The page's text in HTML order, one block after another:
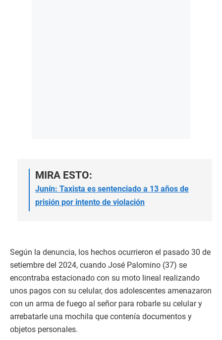
MIRA ESTO:
Junín: Taxista es sentenciado a 13 años de
prisión por intento de violación
Según la denuncia, los hechos ocurrieron el pasado 30 de
setiembre del 2024, cuando José Palomino (37) se
encontraba estacionado con su moto lineal realizando
unos pagos con su celular, dos adolescentes amenazaron
con un arma de fuego al señor para robarle su celular y
arrebatarle una mochila que contenía documentos y
objetos personales.